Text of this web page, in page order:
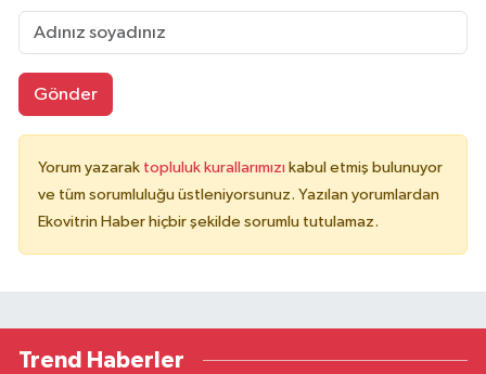
Gönder
Yorum yazarak topluluk kurallarımızı kabul etmiş bulunuyor
ve tüm sorumluluğu üstleniyorsunuz. Yazılan yorumlardan
Ekovitrin Haber hiçbir şekilde sorumlu tutulamaz.
Trend Haberler